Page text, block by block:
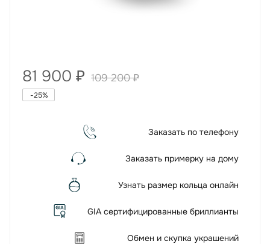
81 900 ₽ 109 200₽
-25%
Заказать по телефону
Заказать примерку на дому
Узнать размер кольца онлайн
GIA сертифицированные бриллианты
Обмен и скупка украшений